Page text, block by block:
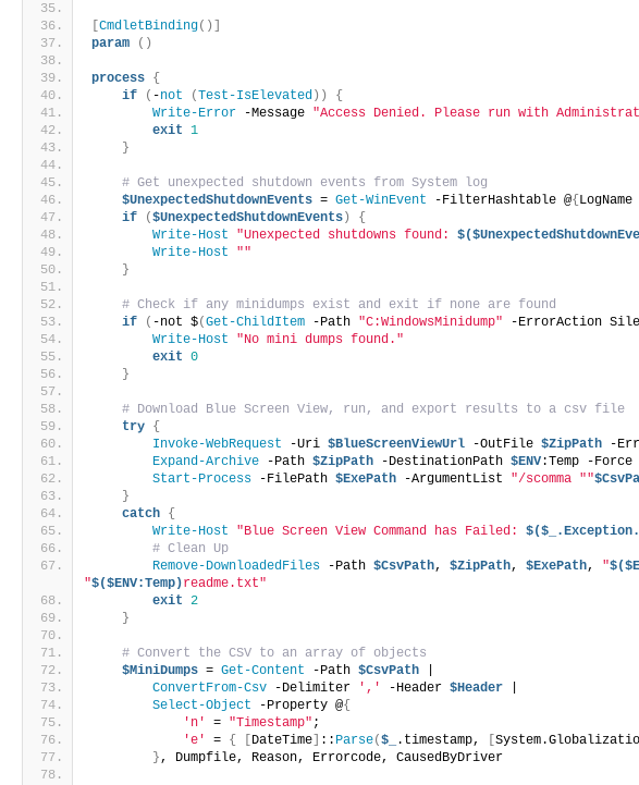
[CmdletBinding()]
param
()
process {
if
( -not (Test-IsElevated ))
{
Write-Error -Message "Access Denied. Please run with
exit 1
}
# Get unexpected shutdown events from System log
$UnexpectedShutdownEvents = Get-WinEvent -FilterHashtable @{LogName
if
($UnexpectedShutdownEvents)
{
Write-Host
"Unexpected shutdowns found:
Write-Host
""
}
# Check if any minidumps exist and exit if none are found
if
( -not $(Get-ChildItem -Path "C:WindowsMinidump" -ErrorAction
Write-Host
"No mini dumps found."
exit 0
}
# Download Blue Screen View, run, and export results to a csv file
try {
Invoke-WebRequest -Uri $BlueScreenViewUrl -OutFile $ZipPath -
Expand-Archive -Path $ZipPath -DestinationPath $ENV:Temp -
Start-Process -FilePath $ExePath -ArgumentList "/scomma ""
}
catch {
Write-Host
"Blue Screen View Command has Failed:
# Clean Up
Remove-DownloadedFiles -Path $CsvPath, $ZipPath, $ExePath, "
"$($ENV:Temp)readme.txt"
exit 2
}
# Convert the CSV to an array of objects
$MiniDumps = Get-Content -Path $CsvPath
ConvertFrom-Csv -Delimiter ',' -Header $Header
Select-Object -Property @{
'n'
= "Timestamp" ;
'e'
= { [DateTime] :: Parse($_ .timestamp, [
} , Dumpfile, Reason, Errorcode, CausedByDriver